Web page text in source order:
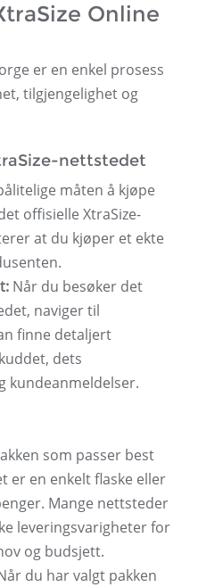
Online
er en enkel prosess
tilgjengelighet og
nettstedet
måten å kjøpe
offisielle XtraSize-
at du kjøper et ekte
Når du besøker det
naviger til
finne detaljert
dets
kundeanmeldelser.
som passer best
er en enkelt flaske eller
Mange nettsteder
leveringsvarigheter for
og budsjett.
du har valgt pakken